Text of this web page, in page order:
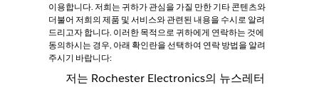
이용합니다. 저희는 귀하가 관심을 가질 만한 기타 콘텐츠와
더불어 저희의 제품 및 서비스와 관련된 내용을 수시로 알려
드리고자 합니다. 이러한 목적으로 귀하에게 연락하는 것에
동의하시는 경우, 아래 확인란을 선택하여 연락 방법을 알려
주시기 바랍니다:
저는 Rochester Electronics의 뉴스레터